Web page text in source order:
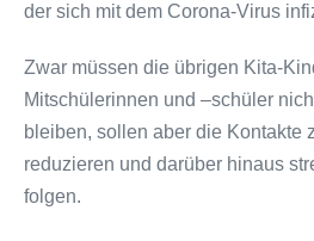
der sich mit dem Corona-Virus
Zwar müssen die übrigen Kita-
Mitschülerinnen und –schüler
bleiben, sollen aber die Kontakte
reduzieren und darüber hinaus
folgen.